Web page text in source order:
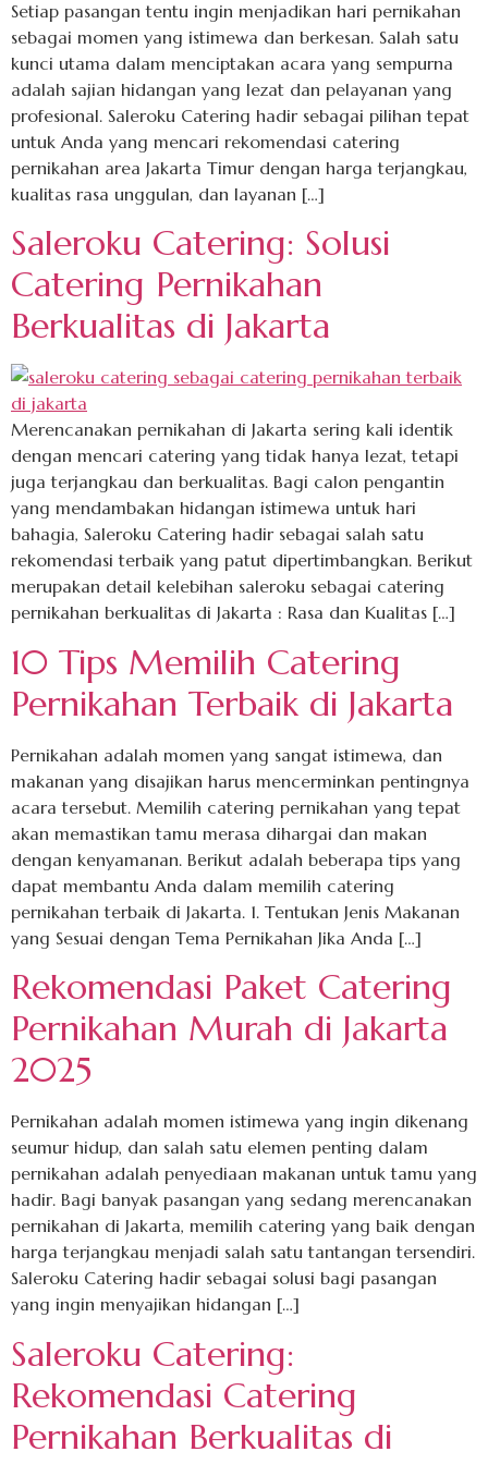
Setiap pasangan tentu ingin menjadikan hari pernikahan
sebagai momen yang istimewa dan berkesan. Salah satu
kunci utama dalam menciptakan acara yang sempurna
adalah sajian hidangan yang lezat dan pelayanan yang
profesional. Saleroku Catering hadir sebagai pilihan tepat
untuk Anda yang mencari rekomendasi catering
pernikahan area Jakarta Timur dengan harga terjangkau,
kualitas rasa unggulan, dan layanan […]
Saleroku Catering: Solusi
Catering Pernikahan
Berkualitas di Jakarta
Merencanakan pernikahan di Jakarta sering kali identik
dengan mencari catering yang tidak hanya lezat, tetapi
juga terjangkau dan berkualitas. Bagi calon pengantin
yang mendambakan hidangan istimewa untuk hari
bahagia, Saleroku Catering hadir sebagai salah satu
rekomendasi terbaik yang patut dipertimbangkan. Berikut
merupakan detail kelebihan saleroku sebagai catering
pernikahan berkualitas di Jakarta : Rasa dan Kualitas […]
10 Tips Memilih Catering
Pernikahan Terbaik di Jakarta
Pernikahan adalah momen yang sangat istimewa, dan
makanan yang disajikan harus mencerminkan pentingnya
acara tersebut. Memilih catering pernikahan yang tepat
akan memastikan tamu merasa dihargai dan makan
dengan kenyamanan. Berikut adalah beberapa tips yang
dapat membantu Anda dalam memilih catering
pernikahan terbaik di Jakarta. 1. Tentukan Jenis Makanan
yang Sesuai dengan Tema Pernikahan Jika Anda […]
Rekomendasi Paket Catering
Pernikahan Murah di Jakarta
2025
Pernikahan adalah momen istimewa yang ingin dikenang
seumur hidup, dan salah satu elemen penting dalam
pernikahan adalah penyediaan makanan untuk tamu yang
hadir. Bagi banyak pasangan yang sedang merencanakan
pernikahan di Jakarta, memilih catering yang baik dengan
harga terjangkau menjadi salah satu tantangan tersendiri.
Saleroku Catering hadir sebagai solusi bagi pasangan
yang ingin menyajikan hidangan […]
Saleroku Catering:
Rekomendasi Catering
Pernikahan Berkualitas di